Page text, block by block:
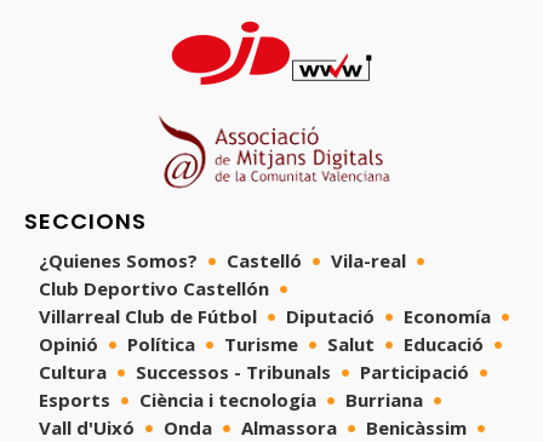
SECCIONS
¿Quienes Somos? Castelló
Vila-real
Club Deportivo Castellón
Villarreal Club de Fútbol
Diputació
Economía
Opinió
Política Turisme Salut
Educació
Cultura
Successos - Tribunals
Participació
Esports
Ciència i tecnologia
Burriana
Vall d'Uixó
Onda Almassora
Benicàssim